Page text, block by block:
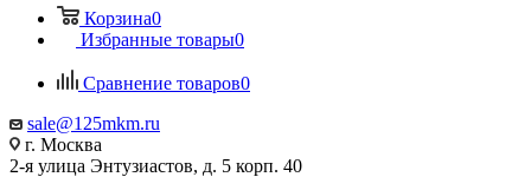
Корзина0
Избранные товары0
Сравнение товаров0
sale@125mkm.ru
г. Москва
2-я улица Энтузиастов, д. 5 корп. 40